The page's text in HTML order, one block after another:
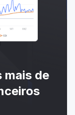
mais de